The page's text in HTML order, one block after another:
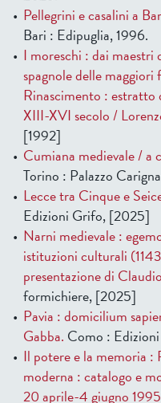
Pellegrini e casalini a
Bari : Edipuglia, 1996.
I moreschi : dai
spagnole delle
Rinascimento :
XIII-XVI secolo /
[1992]
Cumiana medievale / a
Torino : Palazzo
Lecce tra Cinque e
Edizioni Grifo, [2025]
Narni medievale :
istituzioni culturali
presentazione di
formichiere, [2025]
Pavia : domicilium
Gabba. Como :
Il potere e la memoria
moderna : catalogo e
20 aprile-4 giugno